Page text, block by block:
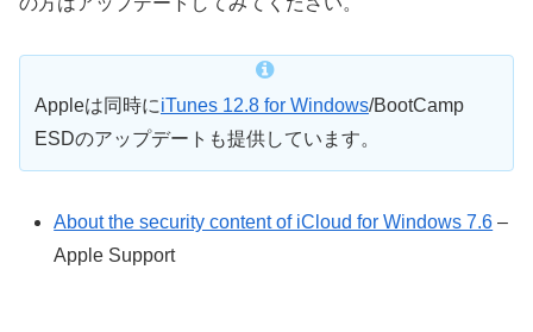
Appleは同時にiTunes 12.8 for Windows/BootCamp
ESDのアップデートも提供しています。
About the security content of iCloud for Windows 7.6 –
Apple Support